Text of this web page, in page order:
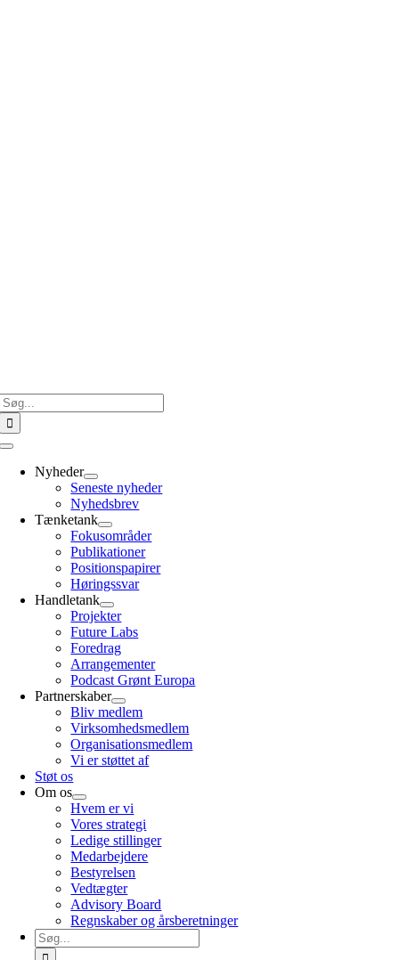
Toggle
NavigationNyheder
Seneste nyheder
Nyhedsbrev
Tænketank
Fokusområder
Publikationer
Positionspapirer
Høringssvar
Handletank
Projekter
Future Labs
Foredrag
Arrangementer
Podcast Grønt Europa
Partnerskaber
Bliv medlem
Virksomhedsmedlem
Organisationsmedlem
Vi er støttet af
Støt os
Om os
Hvem er vi
Vores strategi
Ledige stillinger
Medarbejdere
Bestyrelsen
Vedtægter
Advisory Board
Regnskaber og årsberetninger
Søg
efter: